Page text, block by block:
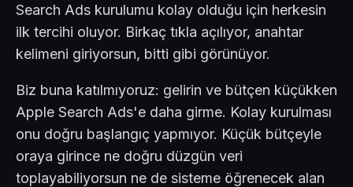
Search Ads kurulumu kolay olduğu için herkesin
ilk tercihi oluyor. Birkaç tıkla açılıyor, anahtar
kelimeni giriyorsun, bitti gibi görünüyor.
Biz buna katılmıyoruz: gelirin ve bütçen küçükken
Apple Search Ads'e daha girme. Kolay kurulması
onu doğru başlangıç yapmıyor. Küçük bütçeyle
oraya girince ne doğru düzgün veri
toplayabiliyorsun ne de sisteme öğrenecek alan